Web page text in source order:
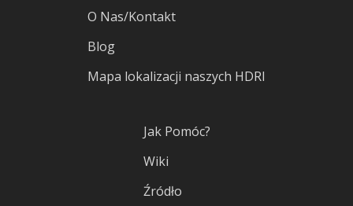
O Nas/Kontakt
Blog
Mapa lokalizacji naszych HDRI
Jak Pomóc?
Wiki
Źródło